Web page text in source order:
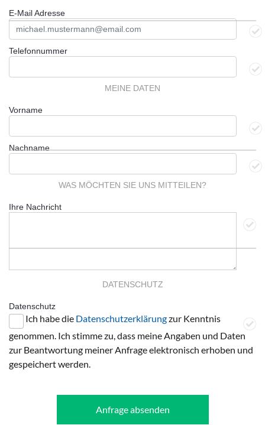
E-Mail Adresse
Telefonnummer
MEINE DATEN
Vorname
Nachname
WAS MÖCHTEN SIE UNS MITTEILEN?
Ihre Nachricht
DATENSCHUTZ
Datenschutz
Ich habe die Datenschutzerklärungzur Kenntnis
genommen. Ich stimme zu, dass meine Angaben und Daten
zur Beantwortung meiner Anfrage elektronisch erhoben und
gespeichert werden.
Anfrage absenden